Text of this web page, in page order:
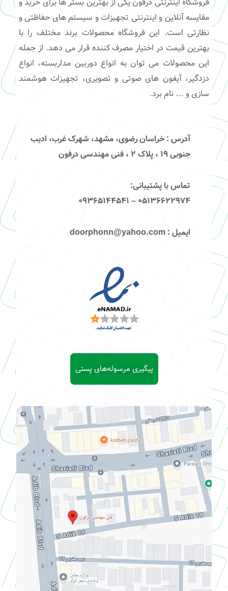
مقایسه آنلاین و اینترنتی تجهیزات و سیستم های حفاظتی و
نظارتی است. این فروشگاه محصولات برند مختلف را با
بهترین قیمت در اختیار مصرف کننده قرار می دهد. از جمله
این محصولات می توان به انواع دوربین مداربسته، انواع
دزدگیر، آیفون های صوتی و تصویری، تجهیزات هوشمند
سازی و … نام برد.
آدرس : خراسان رضوی، مشهد، شهرک غرب، ادیب
جنوبی ۱۹ ، پلاک ۲ ، فنی مهندسی درفون
تماس با پشتیبانی:
۰۵۱۳۶۶۲۲۹۷۴ – 09365144541
ایمیل : doorphonn@yahoo.com
پیگیری مرسوله‌های پستی